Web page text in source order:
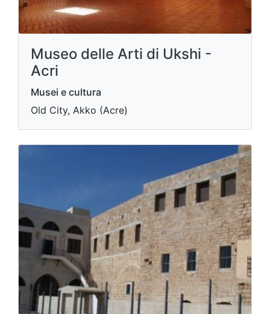
Museo delle Arti di Ukshi -
Acri
Musei e cultura
Old City, Akko (Acre)